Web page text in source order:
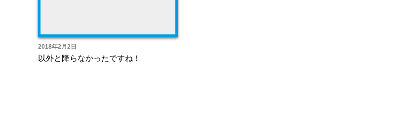
2018年2月2日
以外と降らなかったですね！